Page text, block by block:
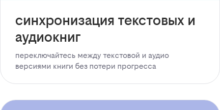
синхронизация текстовых и
аудиокниг
переключайтесь между текстовой и аудио
версиями книги без потери прогресса